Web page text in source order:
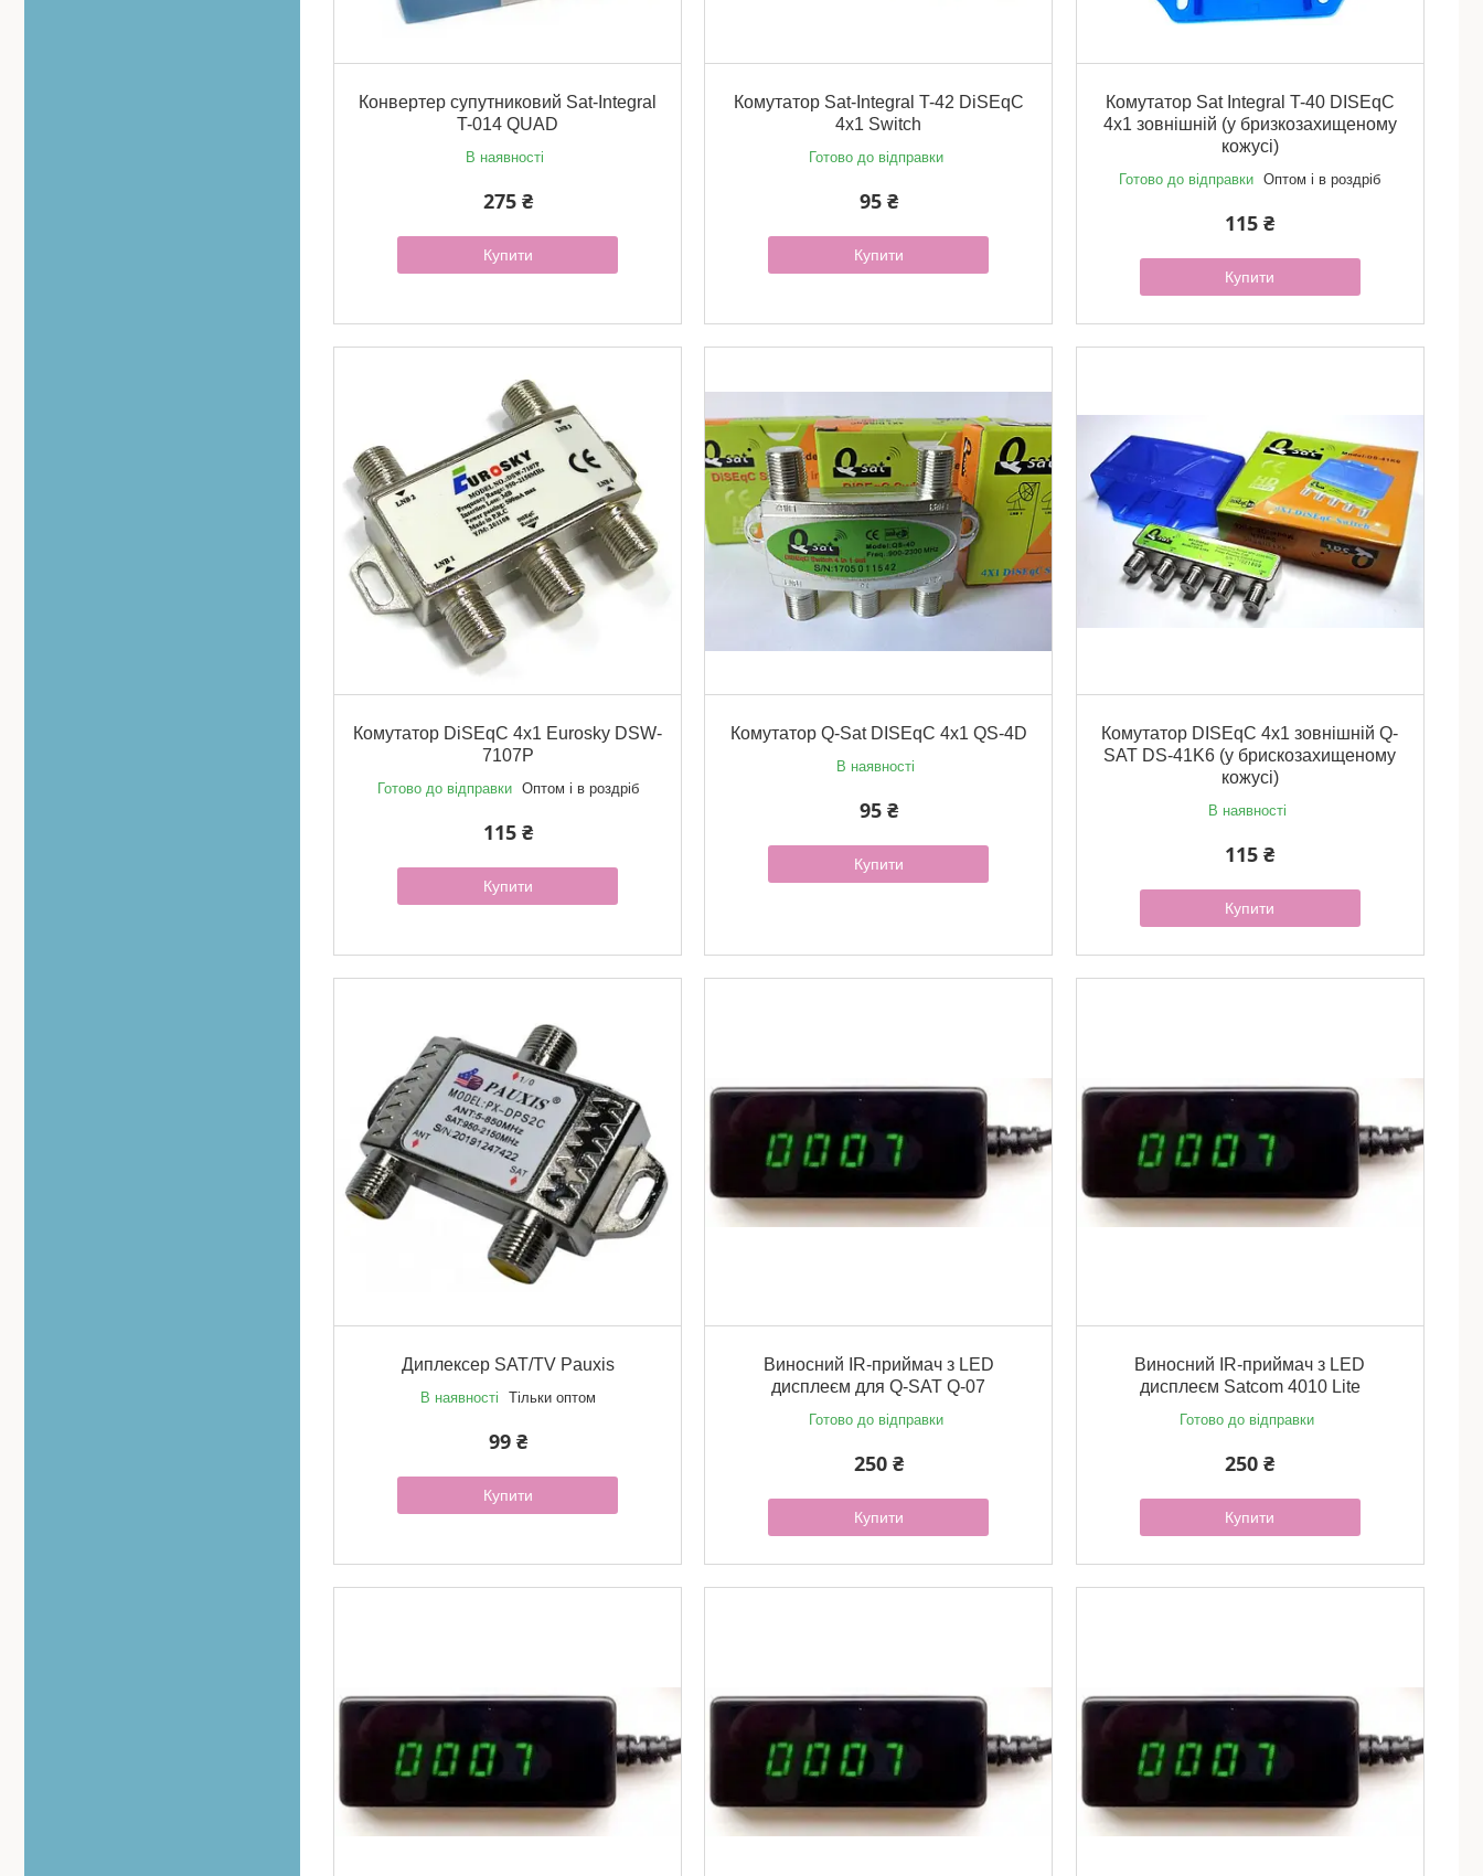
Конвертер супутниковий Sat-Integral
T-014 QUAD
В наявності
275 ₴
Купити
Комутатор Sat-Integral T-42 DiSEqC
4х1 Switch
Готово до відправки
95 ₴
Купити
Комутатор Sat Integral T-40 DISEqC
4x1 зовнішній (у бризкозахищеному
кожусі)
Готово до відправки Оптом і в роздріб
115 ₴
Купити
Комутатор DiSEqC 4х1 Eurosky DSW-
7107P
Готово до відправки Оптом і в роздріб
115 ₴
Купити
Комутатор Q-Sat DISEqC 4x1 QS-4D
В наявності
95 ₴
Купити
Комутатор DISEqC 4x1 зовнішній Q-
SAT DS-41K6 (у брискозахищеному
кожусі)
В наявності
115 ₴
Купити
Диплексер SAT/TV Pauxis
В наявності Тільки оптом
99 ₴
Купити
Виносний IR-приймач з LED
дисплеєм для Q-SAT Q-07
Готово до відправки
250 ₴
Купити
Виносний IR-приймач з LED
дисплеєм Satcom 4010 Lite
Готово до відправки
250 ₴
Купити